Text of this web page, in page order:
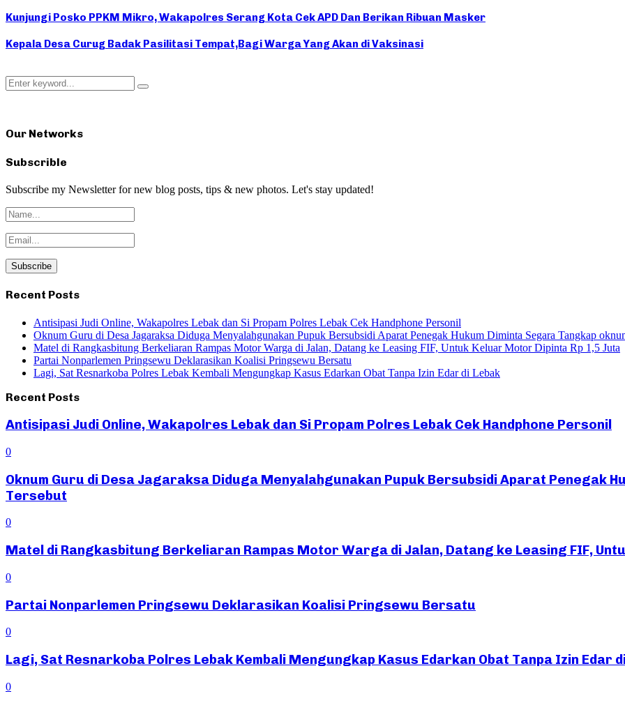
Kunjungi Posko PPKM Mikro, Wakapolres Serang Kota Cek APD Dan Berikan Ribuan Masker
Kepala Desa Curug Badak Pasilitasi Tempat,Bagi Warga Yang Akan di Vaksinasi
Search
for:
Search
Our Networks
Subscrible
Subscribe my Newsletter for new blog posts, tips & new photos. Let's stay updated!
Recent Posts
Antisipasi Judi Online, Wakapolres Lebak dan Si Propam Polres Lebak Cek Handphone Personil
Oknum Guru di Desa Jagaraksa Diduga Menyalahgunakan Pupuk Bersubsidi Aparat Penegak Hukum Diminta Segara Tangkap
Matel di Rangkasbitung Berkeliaran Rampas Motor Warga di Jalan, Datang ke Leasing FIF, Untuk Keluar Motor Dipinta Rp 1,5 Juta
Partai Nonparlemen Pringsewu Deklarasikan Koalisi Pringsewu Bersatu
Lagi, Sat Resnarkoba Polres Lebak Kembali Mengungkap Kasus Edarkan Obat Tanpa Izin Edar di Lebak
Recent Posts
Antisipasi Judi Online, Wakapolres Lebak dan Si Propam Polres Lebak Cek Handphone Personil
0
Oknum Guru di Desa Jagaraksa Diduga Menyalahgunakan Pupuk Bersubsidi Aparat Penegak
Tersebut
0
Matel di Rangkasbitung Berkeliaran Rampas Motor Warga di Jalan, Datang ke Leasing FIF,
0
Partai Nonparlemen Pringsewu Deklarasikan Koalisi Pringsewu Bersatu
0
Lagi, Sat Resnarkoba Polres Lebak Kembali Mengungkap Kasus Edarkan Obat Tanpa Izin Edar
0